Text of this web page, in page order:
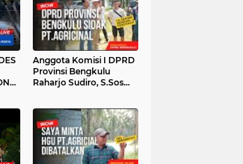
Anggota Komisi I DPRD
Provinsi Bengkulu
Raharjo Sudiro, S.Sos